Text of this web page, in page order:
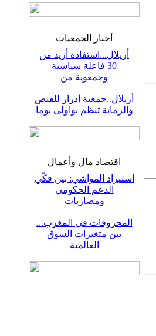
أخبار الجمعيات
أزيلال...استفادة أزيد من
30 فاعلة سياسية
وجمعوية من
أزيلال..جمعية أدرار للقنص
والرماية تنظم بواولى يوما
اقتصاد مال وأعمال
استيراد المواشي: بين فكّي
الدعم الحكومي
ومضاربات
المحروقات في المغرب...
بين متغيرات السوق
العالمية